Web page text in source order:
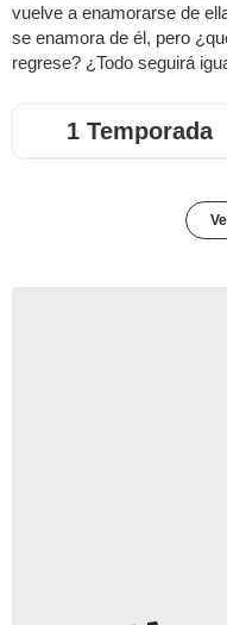
vuelve a enamorarse de
se enamora de él, pero
regrese? ¿Todo seguirá
1 Temporada